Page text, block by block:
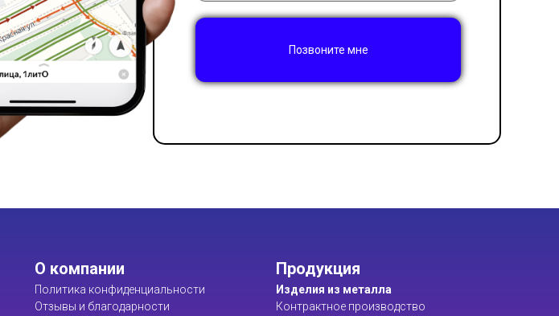
Позвоните мне
О компании
Политика конфиденциальности
Отзывы и благодарности
Продукция
Изделия из металла
Контрактное производство